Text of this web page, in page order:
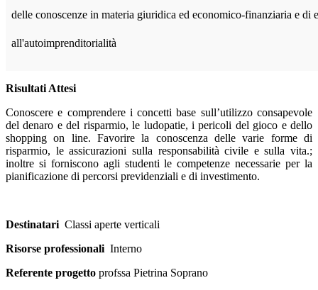
delle conoscenze in materia giuridica ed economico-finanziaria e di
all'autoimprenditorialità
Risultati Attesi
Conoscere e comprendere i concetti base sull’utilizzo consapevole
del denaro e del risparmio, le ludopatie, i pericoli del gioco e dello
shopping on line. Favorire la conoscenza delle varie forme di
risparmio, le assicurazioni sulla responsabilità civile e sulla vita.;
inoltre si forniscono agli studenti le competenze necessarie per la
pianificazione di percorsi previdenziali e di investimento.
Destinatari Classi aperte verticali
Risorse professionali Interno
Referente progetto profssa Pietrina Soprano